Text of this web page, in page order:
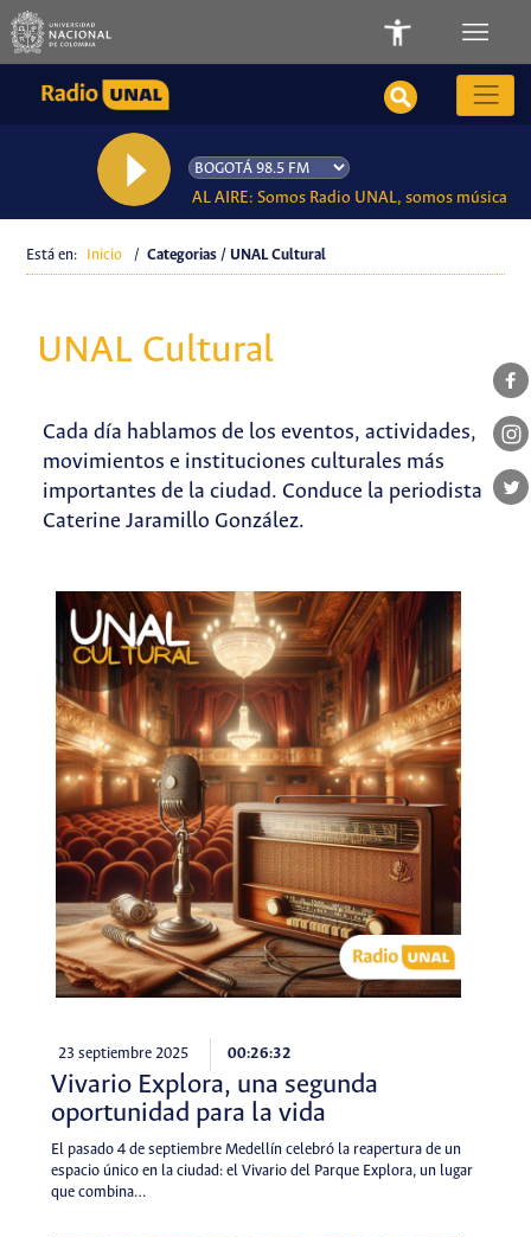
AL AIRE: Somos Radio UNAL, somos música
Está en: Inicio / Categorias / UNAL Cultural
UNAL Cultural
Cada día hablamos de los eventos, actividades,
movimientos e instituciones culturales más
importantes de la ciudad. Conduce la periodista
Caterine Jaramillo González.
23 septiembre 2025 00:26:32
Vivario Explora, una segunda
oportunidad para la vida
El pasado 4 de septiembre Medellín celebró la reapertura de un
espacio único en la ciudad: el Vivario del Parque Explora, un lugar
que combina…